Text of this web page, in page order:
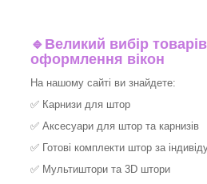
🔹 Великий вибір
оформлення вікон
На нашому сайті ви знайдете:
✅ Карнизи для штор
✅ Аксесуари для штор та карнизів
✅ Готові комплекти штор за
✅ Мультиштори та 3D штори